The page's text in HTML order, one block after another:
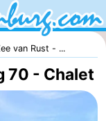
van Rust - ...
70 - Chalet